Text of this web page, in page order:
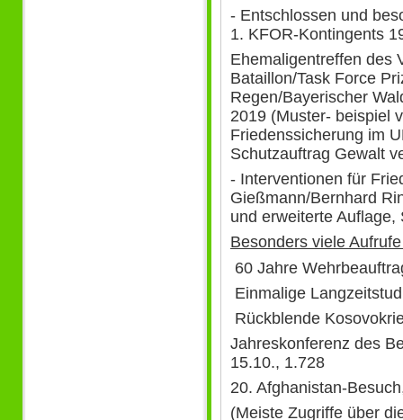
- Entschlossen und
1. KFOR-Kontingents
Ehemaligentreffen des
Bataillon/Task Force
Regen/Bayerischer
2019 (Muster- beispiel
Friedenssicherung im
Schutzauftrag Gewalt
- Interventionen für
Gießmann/Bernhard
und erweiterte
Besonders viele
60 Jahre
Einmalige
Rückblende
Jahreskonferenz des
15.10., 1.728
20. Afghanistan-
(Meiste Zugriffe über